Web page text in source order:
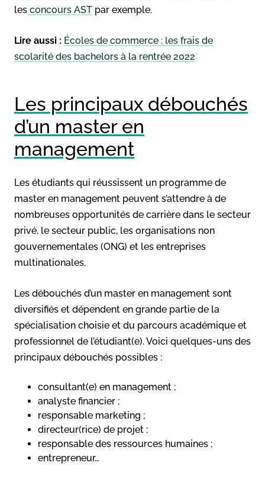
les concours AST par exemple.
Lire aussi : Écoles de commerce : les frais de
scolarité des bachelors à la rentrée 2022
Les principaux débouchés
d’un master en
management
Les étudiants qui réussissent un programme de
master en management peuvent s’attendre à de
nombreuses opportunités de carrière dans le secteur
privé, le secteur public, les organisations non
gouvernementales (ONG) et les entreprises
multinationales.
Les débouchés d’un master en management sont
diversifiés et dépendent en grande partie de la
spécialisation choisie et du parcours académique et
professionnel de l’étudiant(e). Voici quelques-uns des
principaux débouchés possibles :
consultant(e) en management ;
analyste financier ;
responsable marketing ;
directeur(rice) de projet ;
responsable des ressources humaines ;
entrepreneur…